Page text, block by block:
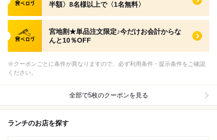
半額〉8名様以上で〈1名無料〉
食べログ クーポン
宮地割★単品注文限定♪今だけお会計からな
んと10％OFF
※クーポンごとに条件が異なりますので、必ず利用条件・提示条件をご確認
ください。
全部で5枚のクーポンを見る
ランチのお店を探す